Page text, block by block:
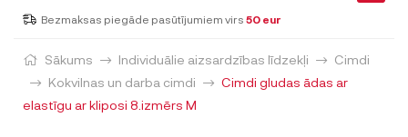
Bezmaksas piegāde pasūtījumiem virs 50 eur
Sākums Individuālie aizsardzības līdzekļi
Cimdi
Kokvilnas un darba cimdi
Cimdi gludas ādas ar
elastīgu ar kliposi 8.izmērs M